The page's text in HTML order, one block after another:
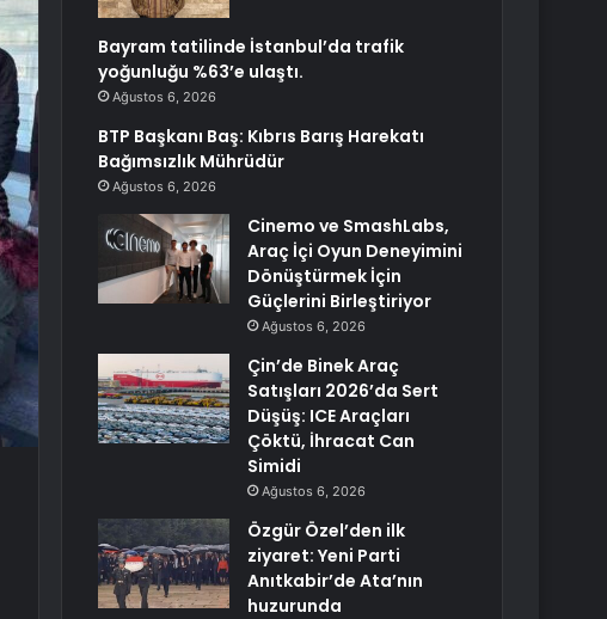
Bayram tatilinde İstanbul’da trafik
yoğunluğu %63’e ulaştı.
Ağustos 6, 2026
BTP Başkanı Baş: Kıbrıs Barış Harekatı
Bağımsızlık Mührüdür
Ağustos 6, 2026
Cinemo ve SmashLabs,
Araç İçi Oyun Deneyimini
Dönüştürmek İçin
Güçlerini Birleştiriyor
Ağustos 6, 2026
Çin’de Binek Araç
Satışları 2026’da Sert
Düşüş: ICE Araçları
Çöktü, İhracat Can
Simidi
Ağustos 6, 2026
Özgür Özel’den ilk
ziyaret: Yeni Parti
Anıtkabir’de Ata’nın
huzurunda